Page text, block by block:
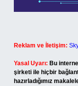
Reklam ve İletişim:
Yasal Uyarı: Bu
şirketi ile hiçbir
hazırladığımız